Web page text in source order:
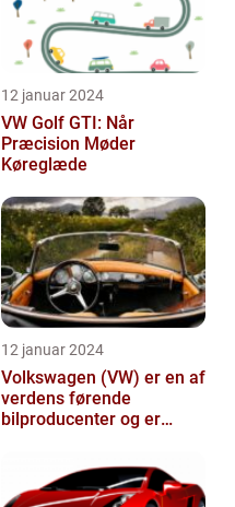
12 januar 2024
VW Golf GTI: Når
Præcision Møder
Køreglæde
12 januar 2024
Volkswagen (VW) er en af
verdens førende
bilproducenter og er
kvalitetsbiler til...